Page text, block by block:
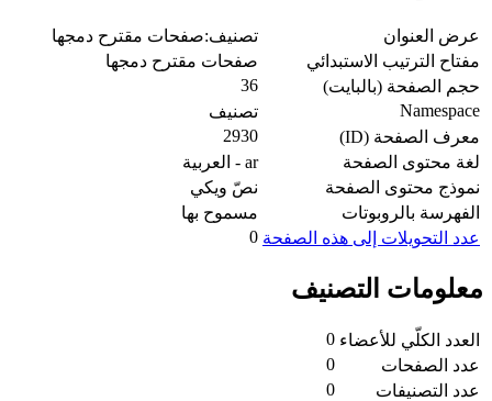
عرض العنوان
تصنيف:صفحات مقترح دمجها
مفتاح الترتيب الاستبدائي
صفحات مقترح دمجها
حجم الصفحة (بالبايت)
36
Namespace
تصنيف
معرف الصفحة (ID)
2930
لغة محتوى الصفحة
ar - العربية
نموذج محتوى الصفحة
نصّ ويكي
الفهرسة بالروبوتات
مسموح بها
عدد التحويلات إلى هذه الصفحة 0
معلومات التصنيف
العدد الكلّي للأعضاء 0
عدد الصفحات
0
عدد التصنيفات
0